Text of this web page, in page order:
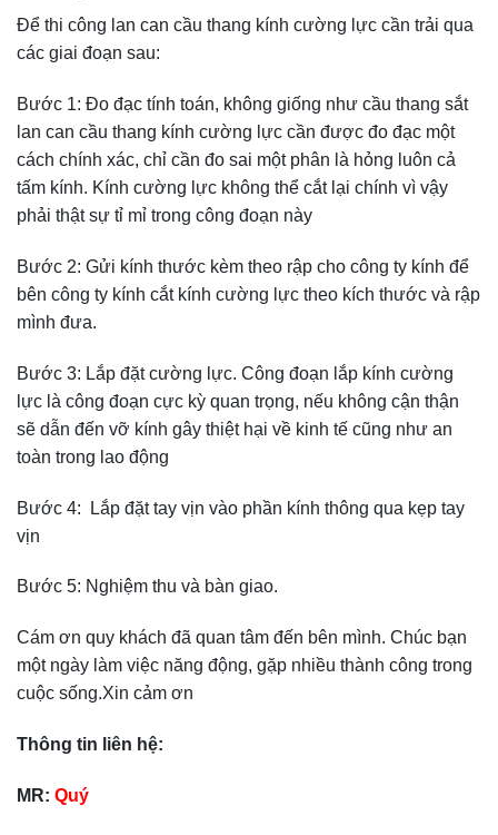
Để thi công lan can cầu thang kính cường lực cần trải qua
các giai đoạn sau:
Bước 1: Đo đạc tính toán, không giống như cầu thang sắt
lan can cầu thang kính cường lực cần được đo đạc một
cách chính xác, chỉ cần đo sai một phân là hỏng luôn cả
tấm kính. Kính cường lực không thể cắt lại chính vì vậy
phải thật sự tỉ mỉ trong công đoạn này
Bước 2: Gửi kính thước kèm theo rập cho công ty kính để
bên công ty kính cắt kính cường lực theo kích thước và rập
mình đưa.
Bước 3: Lắp đặt cường lực. Công đoạn lắp kính cường
lực là công đoạn cực kỳ quan trọng, nếu không cận thận
sẽ dẫn đến vỡ kính gây thiệt hại về kinh tế cũng như an
toàn trong lao động
Bước 4: Lắp đặt tay vịn vào phần kính thông qua kẹp tay
vịn
Bước 5: Nghiệm thu và bàn giao.
Cám ơn quy khách đã quan tâm đến bên mình. Chúc bạn
một ngày làm việc năng động, gặp nhiều thành công trong
cuộc sống.Xin cảm ơn
Thông tin liên hệ:
MR: Quý